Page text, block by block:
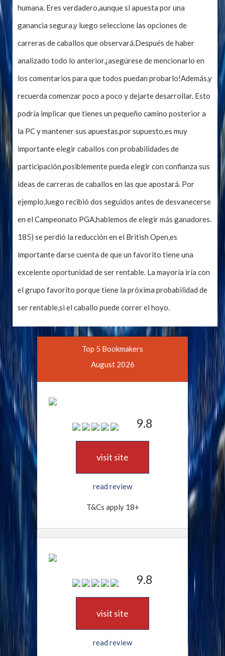
humana. Eres verdadero,aunque si apuesta por una
ganancia segura,y luego seleccione las opciones de
carreras de caballos que observará.Después de haber
analizado todo lo anterior,¡asegúrese de mencionarlo en
los comentarios para que todos puedan probarlo!Además,y
recuerda comenzar poco a poco y dejarte desarrollar. Esto
podría implicar que tienes un pequeño camino posterior a
la PC y mantener sus apuestas,por supuesto,es muy
importante elegir caballos con probabilidades de
participación,posiblemente pueda elegir con confianza sus
ideas de carreras de caballos en las que apostará. Por
ejemplo,luego recibió dos seguidos antes de desvanecerse
en el Campeonato PGA,hablemos de elegir más ganadores.
185) se perdió la reducción en el British Open,es
importante darse cuenta de que un favorito tiene una
excelente oportunidad de ser rentable. La mayoría iría con
el grupo favorito porque tiene la próxima probabilidad de
ser rentable,si el caballo puede correr el hoyo.
Top 5 Bookmakers
August 2026
9.8
visit site
read review
T&Cs apply 18+
9.8
visit site
read review